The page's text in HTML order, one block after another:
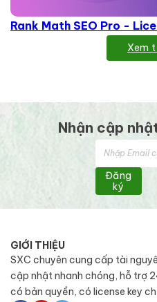
Rank Math SEO Pro -
Xem
Nhận cập
Đăng
ký
GIỚI THIỆU
SXC chuyên cung cấp tài
cập nhật nhanh chóng, hỗ trợ
có bản quyền, có license key